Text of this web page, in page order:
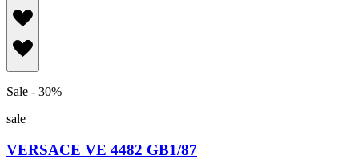
Sale - 30%
sale
VERSACE VE 4482 GB1/87